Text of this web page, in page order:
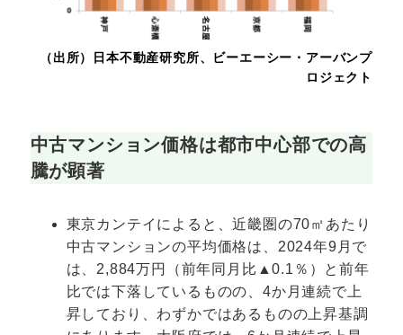
（出所）日本不動産研究所、ビーエーシー・アーバンプ
ロジェクト
中古マンション価格は都市中心部での高
騰が顕著
東京カンテイによると、近畿圏の70㎡あたり
中古マンションの平均価格は、2024年9月で
は、2,884万円（前年同月比▲0.1％）と前年
比では下落しているものの、4か月連続で上
昇しており、わずかではあるものの上昇基調